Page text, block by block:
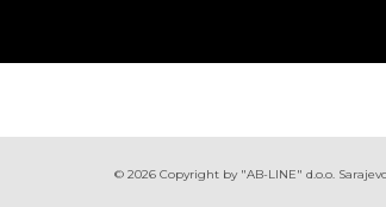
© 2026 Copyright by "AB-LINE" d.o.o.